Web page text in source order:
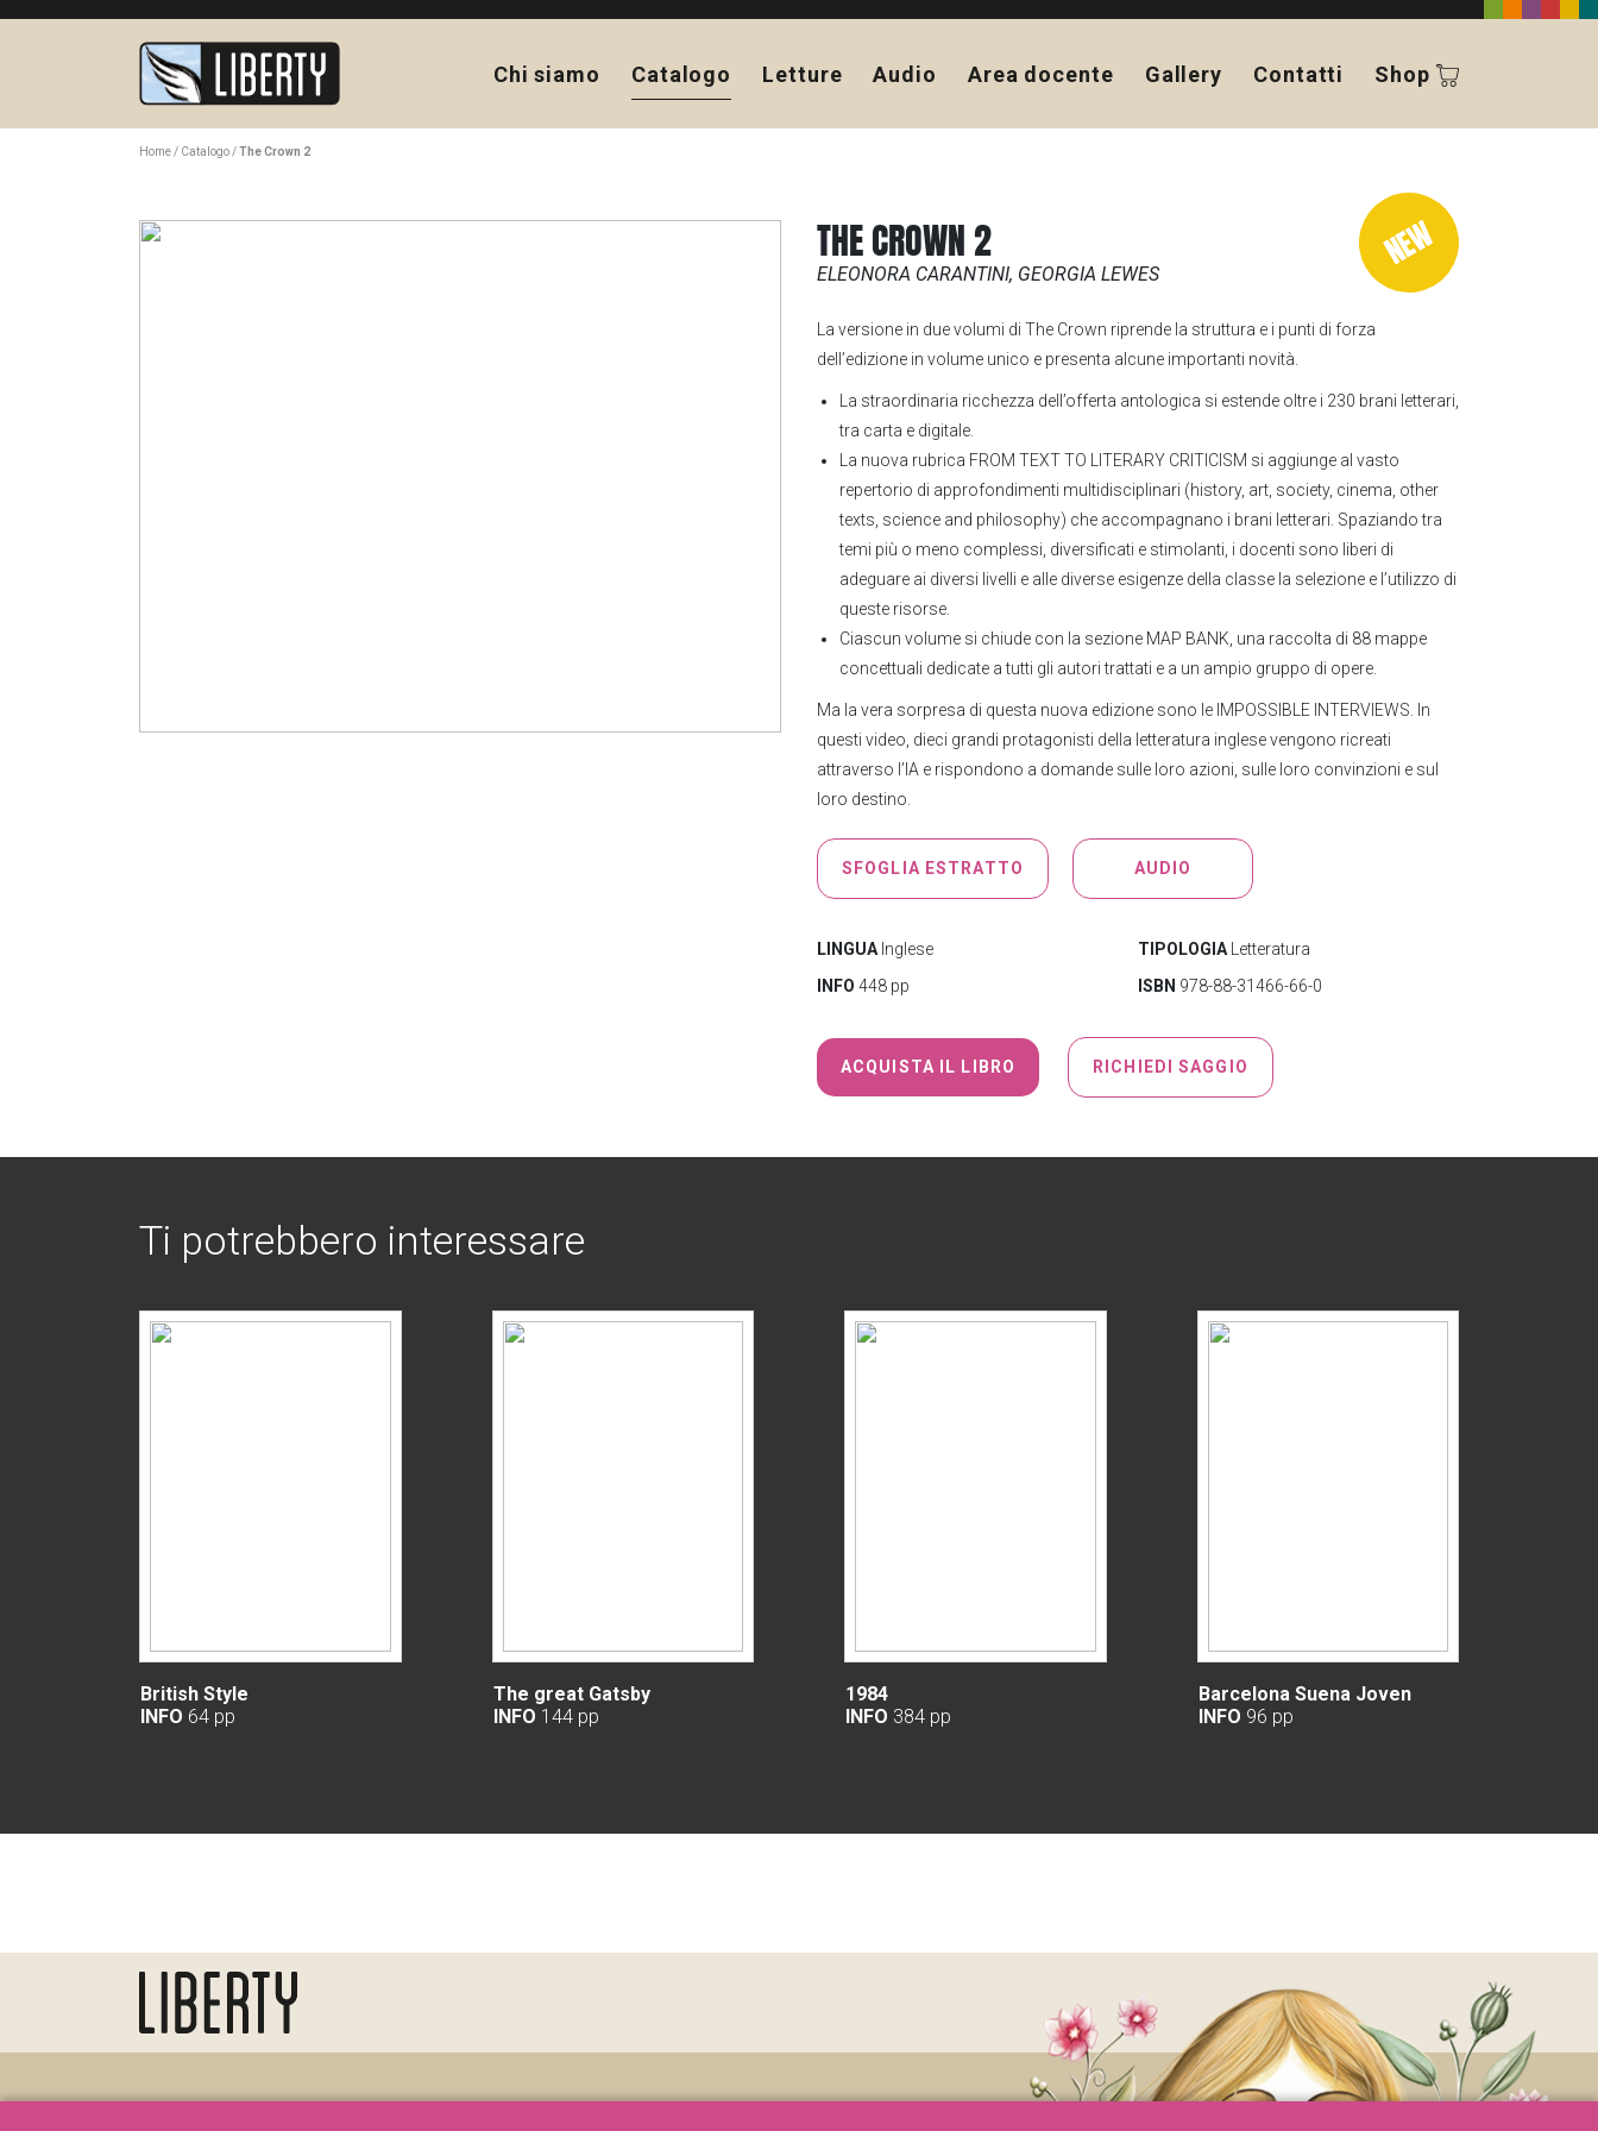
Chi siamo Catalogo Letture Audio Area docente Gallery Contatti Shop
Home Catalogo The Crown 2
THE CROWN 2
ELEONORA CARANTINI, GEORGIA LEWES
La versione in due volumi di The Crown riprende la struttura e i punti di forza
dell’edizione in volume unico e presenta alcune importanti novità.
La straordinaria ricchezza dell’offerta antologica si estende oltre i 230 brani letterari,
tra carta e digitale.
La nuova rubrica FROM TEXT TO LITERARY CRITICISM si aggiunge al vasto
repertorio di approfondimenti multidisciplinari (history, art, society, cinema, other
texts, science and philosophy) che accompagnano i brani letterari. Spaziando tra
temi più o meno complessi, diversificati e stimolanti, i docenti sono liberi di
adeguare ai diversi livelli e alle diverse esigenze della classe la selezione e l’utilizzo di
queste risorse.
Ciascun volume si chiude con la sezione MAP BANK, una raccolta di 88 mappe
concettuali dedicate a tutti gli autori trattati e a un ampio gruppo di opere.
Ma la vera sorpresa di questa nuova edizione sono le IMPOSSIBLE INTERVIEWS. In
questi video, dieci grandi protagonisti della letteratura inglese vengono ricreati
attraverso l’IA e rispondono a domande sulle loro azioni, sulle loro convinzioni e sul
loro destino.
SFOGLIA ESTRATTO AUDIO
LINGUA Inglese TIPOLOGIA Letteratura
INFO 448 pp ISBN 978-88-31466-66-0
ACQUISTA IL LIBRO RICHIEDI SAGGIO
Ti potrebbero interessare
British Style
INFO 64 pp
The great Gatsby
INFO 144 pp
1984
INFO 384 pp
Barcelona Suena Joven
INFO 96 pp